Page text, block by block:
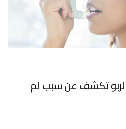
تكشف عن سبب لم